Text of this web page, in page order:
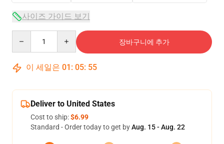
사이즈 가이드 보기
장바구니에 추가
이 세일은 01 : 05: 54
Deliver to United States
Cost to ship:$6.99
Standard - Order today to get byAug. 15 - Aug. 22